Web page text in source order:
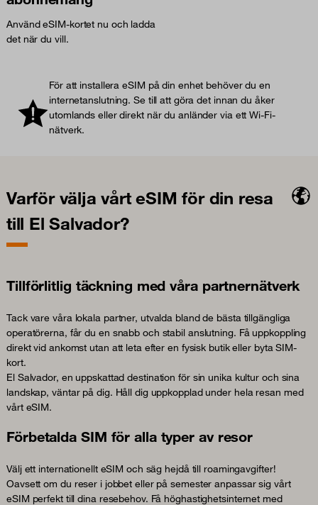
Använd eSIM-kortet nu och ladda
det när du vill.
För att installera eSIM på din enhet behöver du en
internetanslutning. Se till att göra det innan du åker
utomlands eller direkt när du anländer via ett Wi-Fi-
nätverk.
Varför välja vårt eSIM för din resa
till El Salvador?
Tillförlitlig täckning med våra partnernätverk
Tack vare våra lokala partner, utvalda bland de bästa tillgängliga
operatörerna, får du en snabb och stabil anslutning. Få uppkoppling
direkt vid ankomst utan att leta efter en fysisk butik eller byta SIM-
kort.
El Salvador, en uppskattad destination för sin unika kultur och sina
landskap, väntar på dig. Håll dig uppkopplad under hela resan med
vårt eSIM.
Förbetalda SIM för alla typer av resor
Välj ett internationellt eSIM och säg hejdå till roamingavgifter!
Oavsett om du reser i jobbet eller på semester anpassar sig vårt
eSIM perfekt till dina resebehov. Få höghastighetsinternet med